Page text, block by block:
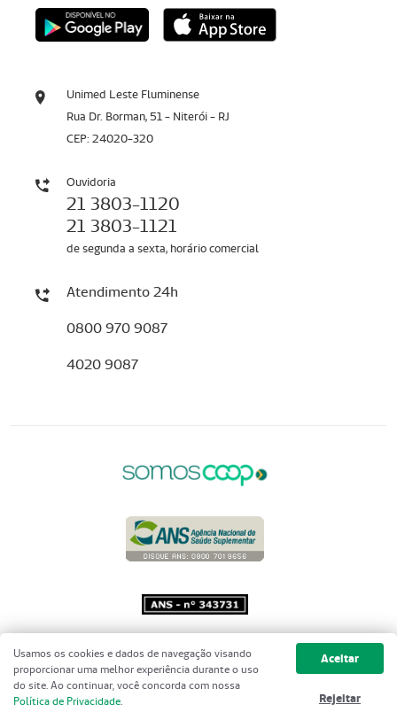
Unimed Leste Fluminense
Rua Dr. Borman, 51 - Niterói - RJ
CEP: 24020-320
Ouvidoria
21 3803-1120
21 3803-1121
de segunda a sexta, horário comercial
Atendimento 24h
0800 970 9087
4020 9087
Copyright 2001 - 2026 Unimed do
Brasil - Todos os direitos reservados
Usamos os cookies e dados de navegação visando
proporcionar uma melhor experiência durante o uso
do site. Ao continuar, você concorda com nossa
Política de Privacidade.
Aceitar
Rejeitar